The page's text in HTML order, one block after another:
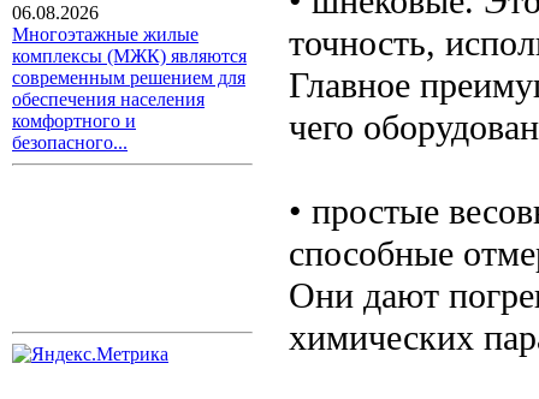
06.08.2026
Многоэтажные жилые
комплексы (МЖК) являются
современным решением для
обеспечения населения
комфортного и
безопасного...
точность,
Главное
чего
• простые
способные
Они дают
химических